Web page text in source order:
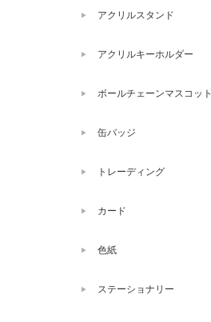
アクリルスタンド
アクリルキーホルダー
ボールチェーンマスコット
缶バッジ
トレーディング
カード
色紙
ステーショナリー